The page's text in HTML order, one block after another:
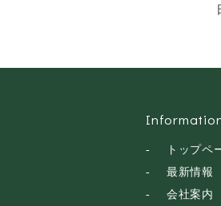
俳優・タレント・
落語・講談・色物
トップペ
最新情報
会社案内